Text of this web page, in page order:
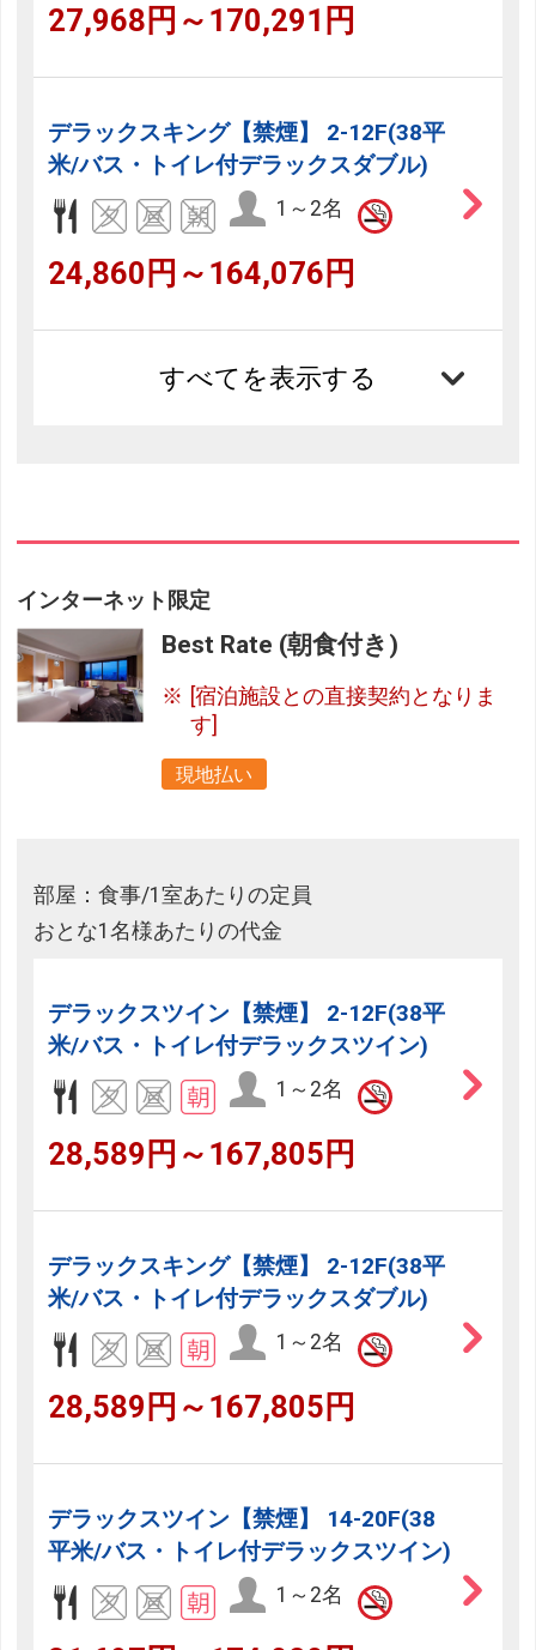
27,968円～170,291円
デラックスキング【禁煙】 2-12F(38平
米/バス・トイレ付デラックスダブル)
1～2名
24,860円～164,076円
すべてを表示する
インターネット限定
Best Rate (朝食付き)
[宿泊施設との直接契約となりま
す]
現地払い
部屋：食事/1室あたりの定員
おとな1名様あたりの代金
デラックスツイン【禁煙】 2-12F(38平
米/バス・トイレ付デラックスツイン)
1～2名
28,589円～167,805円
デラックスキング【禁煙】 2-12F(38平
米/バス・トイレ付デラックスダブル)
1～2名
28,589円～167,805円
デラックスツイン【禁煙】 14-20F(38
平米/バス・トイレ付デラックスツイン)
1～2名